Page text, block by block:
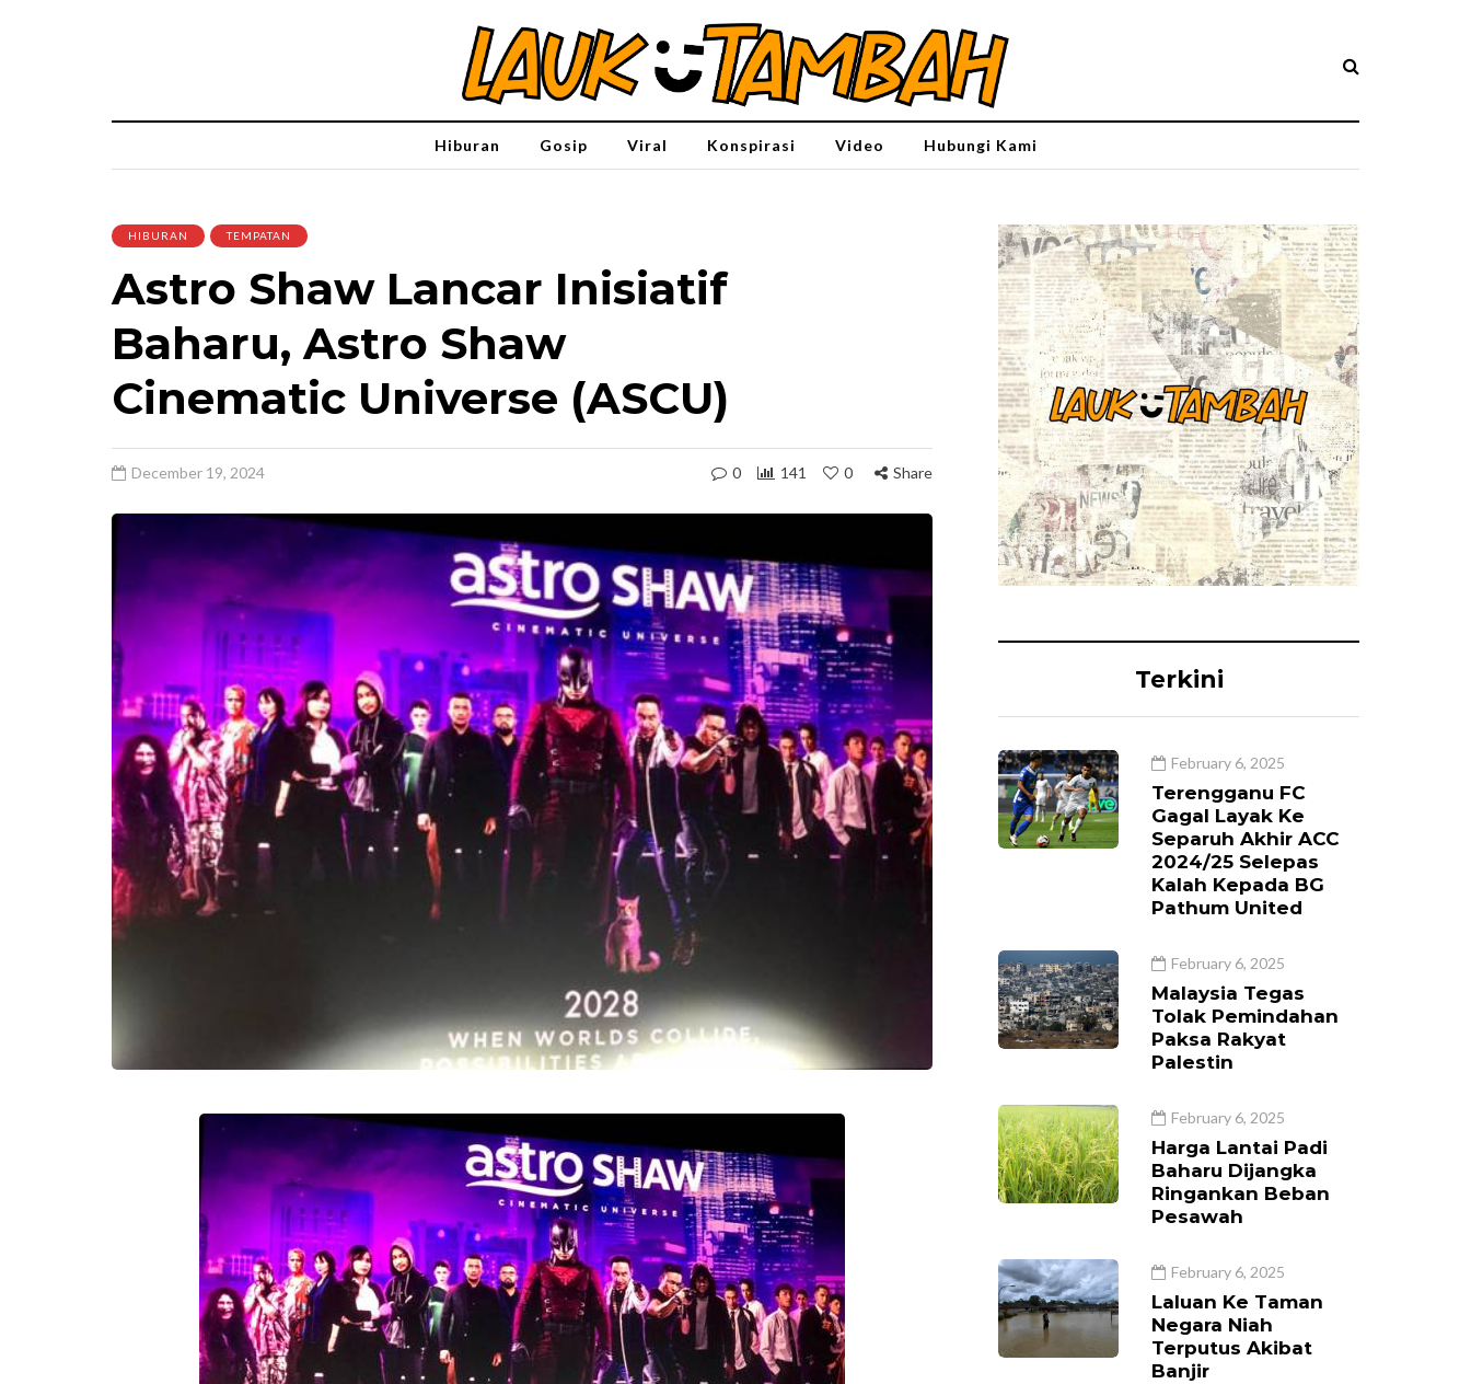
Hiburan Gosip Viral Konspirasi Video Hubungi Kami
HIBURAN TEMPATAN
Astro Shaw Lancar Inisiatif
Baharu, Astro Shaw
Cinematic Universe (ASCU)
December 19, 2024 0 141 0 Share
Terkini
February 6, 2025
Terengganu FC
Gagal Layak Ke
Separuh Akhir ACC
2024/25 Selepas
Kalah Kepada BG
Pathum United
February 6, 2025
Malaysia Tegas
Tolak Pemindahan
Paksa Rakyat
Palestin
February 6, 2025
Harga Lantai Padi
Baharu Dijangka
Ringankan Beban
Pesawah
February 6, 2025
Laluan Ke Taman
Negara Niah
Terputus Akibat
Banjir